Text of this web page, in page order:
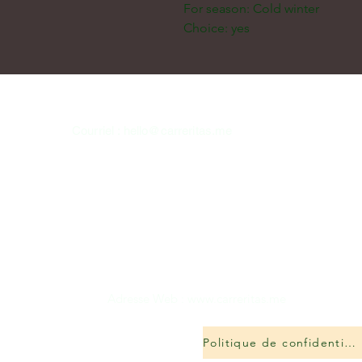
For season: Cold winter
Choice: yes
Politique de confidentialité/Termes-Conditions